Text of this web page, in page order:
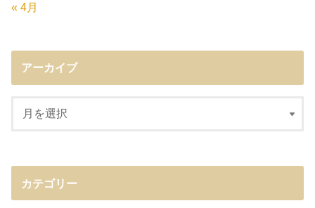
« 4月
アーカイブ
カテゴリー